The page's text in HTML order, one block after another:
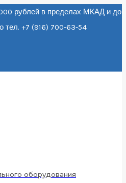
рублей в пределах МКАД и до
по тел. +7 (916) 700-63-54
оборудования